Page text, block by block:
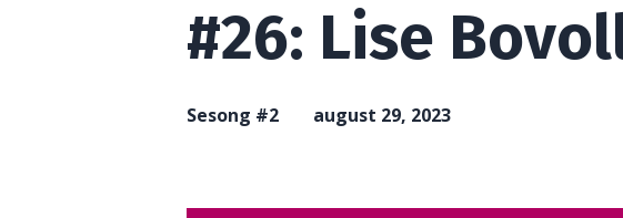
#26: Lise
Sesong #2 august 29, 2023